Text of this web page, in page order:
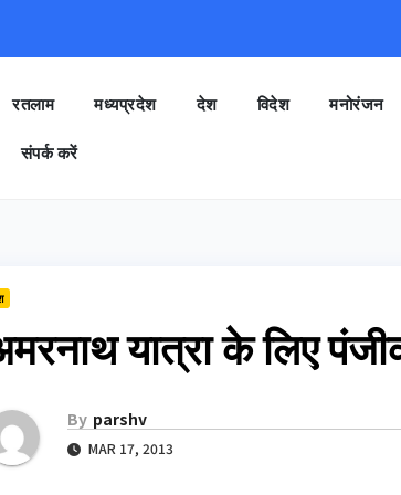
रतलाम मध्यप्रदेश देश विदेश मनोरंजन
संपर्क करें
यात्रा के लिए
By parshv
MAR 17, 2013